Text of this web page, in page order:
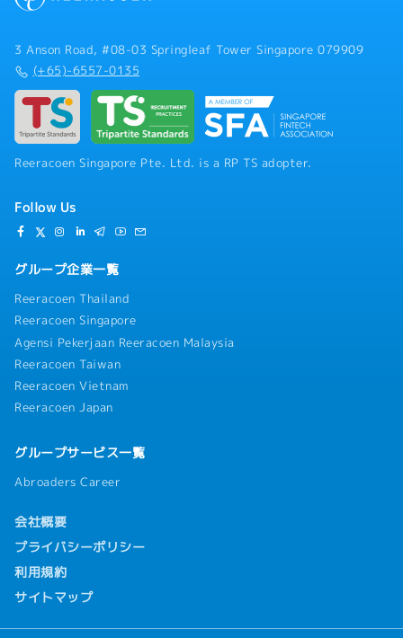
3 Anson Road, #08-03 Springleaf Tower Singapore 079909
(+65)-6557-0135
Reeracoen Singapore Pte. Ltd. is a RP TS adopter.
Follow Us
グループ企業一覧
Reeracoen Thailand
Reeracoen Singapore
Agensi Pekerjaan Reeracoen Malaysia
Reeracoen Taiwan
Reeracoen Vietnam
Reeracoen Japan
グループサービス一覧
Abroaders Career
会社概要
プライバシーポリシー
利用規約
サイトマップ